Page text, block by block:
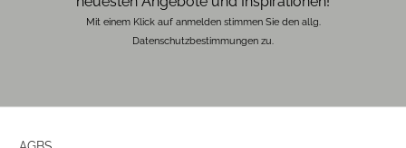
Mit einem Klick auf anmelden stimmen Sie den allg.
Datenschutzbestimmungen zu.